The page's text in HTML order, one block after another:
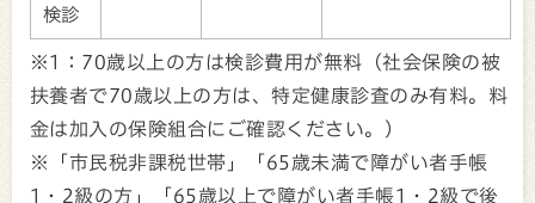
検診
※1：70歳以上の方は検診費用が無料（社会保険の被
扶養者で70歳以上の方は、特定健康診査のみ有料。料
金は加入の保険組合にご確認ください。）
※「市民税非課税世帯」「65歳未満で障がい者手帳
1・2級の方」「65歳以上で障がい者手帳1・2級で後